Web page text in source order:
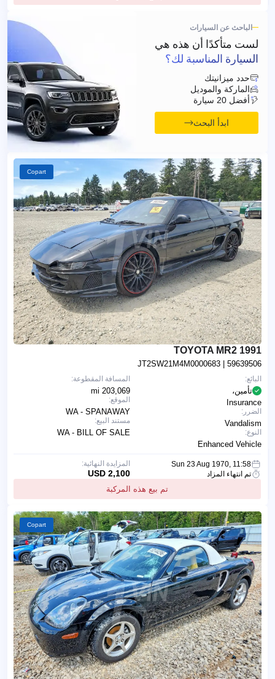
الباحث عن السيارات
لست متأكدًا أن هذه هي
السيارة المناسبة لك؟
حدد ميزانيتك
الماركة والموديل
أفضل 20 سيارة
ابدأ البحث
Copart
1991 TOYOTA MR2
JT2SW21M4M0000683 | 59639506
المسافة المقطوعة:
203,069 mi
الموقع:
WA - SPANAWAY
مستند البيع:
WA - BILL OF SALE
البائع:
تأمين،
Insurance
الضرر:
Vandalism
النوع:
Enhanced Vehicle
Sun 23 Aug 1970, 11:58
تم انتهاء المزاد
تم بيع هذه المركبة
المزايدة النهائية:
2,100 USD
Copart